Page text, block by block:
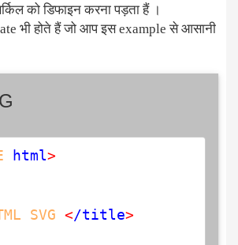
को डिफाइन करना पड़ता हैं ।
भी होते हैं जो आप इस example से आसानी
html>
SVG </title>